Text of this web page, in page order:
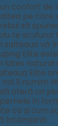
confort de
pe care
să
te scufunzi
salteaua vă
Elite
latex
Elite
îl numim
oferă un
în
ca și cum
întâmpină.